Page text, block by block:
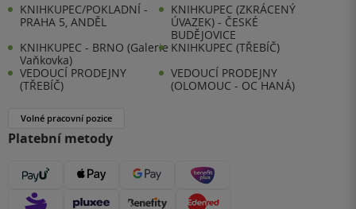
KNIHKUPEC/POKLADNÍ -
PRAHA 5, ANDĚL
KNIHKUPEC (ZKRÁCENÝ
ÚVAZEK) - ČESKÉ
BUDĚJOVICE
KNIHKUPEC - BRNO (Galerie
Vaňkovka)
KNIHKUPEC (TŘEBÍČ)
VEDOUCÍ PRODEJNY
(TŘEBÍČ)
VEDOUCÍ PRODEJNY
(OLOMOUC - OC HANÁ)
Volné pracovní pozice
Platební metody